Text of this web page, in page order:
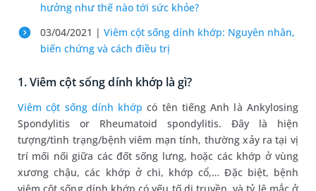
hưởng như thế nào tới sức khỏe?
03/04/2021 | Viêm cột sống dính khớp: Nguyên nhân,
biến chứng và cách điều trị
1. Viêm cột sống dính khớp là gì?
Viêm cột sống dính khớp có tên tiếng Anh là Ankylosing
Spondylitis or Rheumatoid spondylitis. Đây là hiện
tượng/tình trạng/bệnh viêm mạn tính, thường xảy ra tại vị
trí mối nối giữa các đốt sống lưng, hoặc các khớp ở vùng
xương chậu, các khớp ở chi, khớp cổ,… Đặc biệt, bệnh